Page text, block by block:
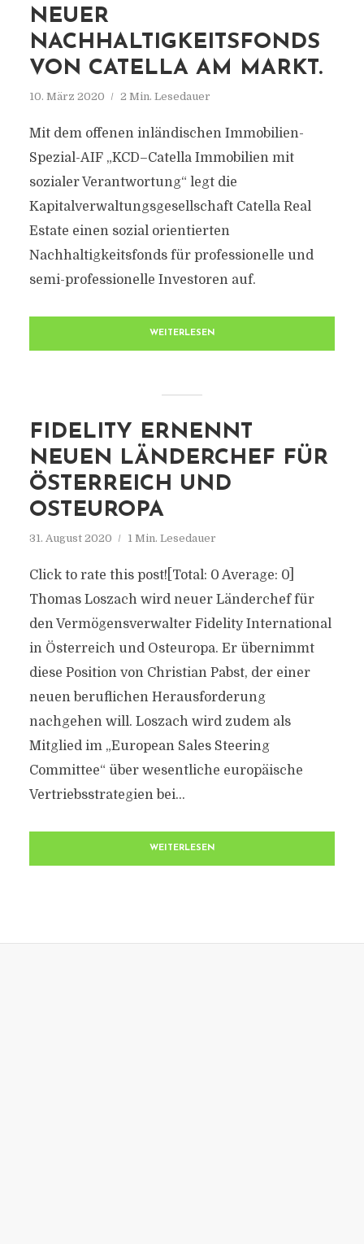
NEUER
NACHHALTIGKEITSFONDS
VON CATELLA AM MARKT.
10. März 2020 2 Min. Lesedauer
Mit dem offenen inländischen Immobilien-
Spezial-AIF „KCD–Catella Immobilien mit
sozialer Verantwortung“ legt die
Kapitalverwaltungsgesellschaft Catella Real
Estate einen sozial orientierten
Nachhaltigkeitsfonds für professionelle und
semi-professionelle Investoren auf.
WEITERLESEN
FIDELITY ERNENNT
NEUEN LÄNDERCHEF FÜR
ÖSTERREICH UND
OSTEUROPA
31. August 2020 1 Min. Lesedauer
Click to rate this post![Total: 0 Average: 0]
Thomas Loszach wird neuer Länderchef für
den Vermögensverwalter Fidelity International
in Österreich und Osteuropa. Er übernimmt
diese Position von Christian Pabst, der einer
neuen beruflichen Herausforderung
nachgehen will. Loszach wird zudem als
Mitglied im „European Sales Steering
Committee“ über wesentliche europäische
Vertriebsstrategien bei...
WEITERLESEN